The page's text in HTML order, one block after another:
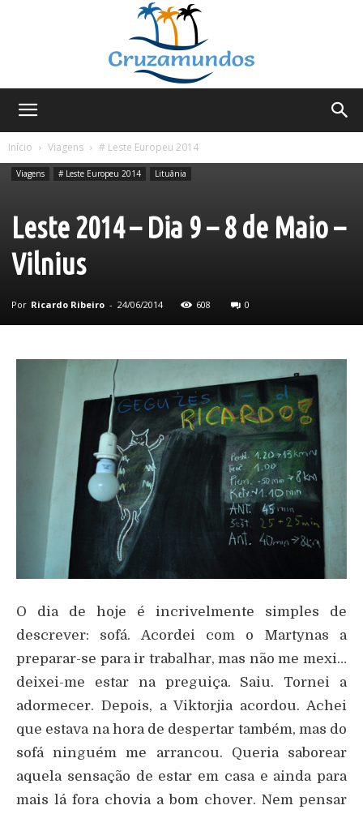
Início
Viagens # Leste Europeu 2014
Viagens # Leste Europeu 2014 Lituânia
Leste 2014 – Dia 9 – 8 de Maio –
Vilnius
Por Ricardo Ribeiro - 24/06/2014 608 0
O dia de hoje é incrivelmente simples de
descrever: sofá. Acordei com o Martynas a
preparar-se para ir trabalhar, mas não me mexi…
deixei-me estar na preguiça. Saiu. Tornei a
adormecer. Depois, a Viktorjia acordou. Achei
que estava na hora de despertar também, mas do
sofá ninguém me arrancou. Queria saborear
aquela sensação de estar em casa e ainda para
mais lá fora chovia a bom chover. Nem pensar